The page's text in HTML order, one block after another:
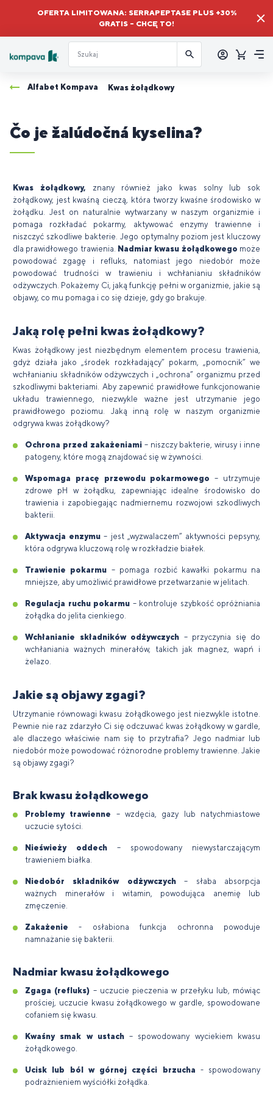
OFERTA LIMITOWANA: SERRAPEPTASE PLUS +30%
GRATIS – CHCĘ TO!
się
Koszyk
Alfabet Kompava Kwas żołądkowy
Čo je žalúdočná kyselina?
Kwas żołądkowy, znany również jako kwas solny lub sok
żołądkowy, jest kwaśną cieczą, która tworzy kwaśne środowisko w
żołądku. Jest on naturalnie wytwarzany w naszym organizmie i
pomaga rozkładać pokarmy, aktywować enzymy trawienne i
niszczyć szkodliwe bakterie. Jego optymalny poziom jest kluczowy
dla prawidłowego trawienia. Nadmiar kwasu żołądkowego może
powodować zgagę i refluks, natomiast jego niedobór może
powodować trudności w trawieniu i wchłanianiu składników
odżywczych. Pokażemy Ci, jaką funkcję pełni w organizmie, jakie są
objawy, co mu pomaga i co się dzieje, gdy go brakuje.
Jaką rolę pełni kwas żołądkowy?
Kwas żołądkowy jest niezbędnym elementem procesu trawienia,
gdyż działa jako „środek rozkładający” pokarm, „pomocnik” we
wchłanianiu składników odżywczych i „ochrona” organizmu przed
szkodliwymi bakteriami. Aby zapewnić prawidłowe funkcjonowanie
układu trawiennego, niezwykle ważne jest utrzymanie jego
prawidłowego poziomu. Jaką inną rolę w naszym organizmie
odgrywa kwas żołądkowy?
Ochrona przed zakażeniami– niszczy bakterie, wirusy i inne
patogeny, które mogą znajdować się w żywności.
Wspomaga pracę przewodu pokarmowego – utrzymuje
zdrowe pH w żołądku, zapewniając idealne środowisko do
trawienia i zapobiegając nadmiernemu rozwojowi szkodliwych
bakterii.
Aktywacja enzymu – jest „wyzwalaczem” aktywności pepsyny,
która odgrywa kluczową rolę w rozkładzie białek.
Trawienie pokarmu – pomaga rozbić kawałki pokarmu na
mniejsze, aby umożliwić prawidłowe przetwarzanie w jelitach.
Regulacja ruchu pokarmu – kontroluje szybkość opróżniania
żołądka do jelita cienkiego.
Wchłanianie składników odżywczych – przyczynia się do
wchłaniania ważnych minerałów, takich jak magnez, wapń i
żelazo.
Jakie są objawy zgagi?
Utrzymanie równowagi kwasu żołądkowego jest niezwykle istotne.
Pewnie nie raz zdarzyło Ci się odczuwać kwas żołądkowy w gardle,
ale dlaczego właściwie nam się to przytrafia? Jego nadmiar lub
niedobór może powodować różnorodne problemy trawienne. Jakie
są objawy zgagi?
Brak kwasu żołądkowego
Problemy trawienne – wzdęcia, gazy lub natychmiastowe
uczucie sytości.
Nieświeży oddech – spowodowany niewystarczającym
trawieniem białka.
Niedobór składników odżywczych– słaba absorpcja
ważnych minerałów i witamin, powodująca anemię lub
zmęczenie.
Zakażenie - osłabiona funkcja ochronna powoduje
namnażanie się bakterii.
Nadmiar kwasu żołądkowego
Zgaga (refluks) – uczucie pieczenia w przełyku lub, mówiąc
prościej, uczucie kwasu żołądkowego w gardle, spowodowane
cofaniem się kwasu.
Kwaśny smak w ustach– spowodowany wyciekiem kwasu
żołądkowego.
Ucisk lub ból w górnej części brzucha - spowodowany
podrażnieniem wyściółki żołądka.